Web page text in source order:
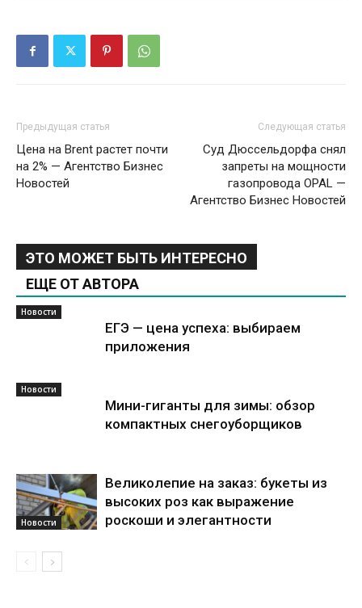
Предыдущая статья
Цена на Brent растет почти
на 2% — Агентство Бизнес
Новостей
Следующая статья
Суд Дюссельдорфа снял
запреты на мощности
газопровода OPAL —
Агентство Бизнес Новостей
ЭТО МОЖЕТ БЫТЬ ИНТЕРЕСНО
ЕЩЕ ОТ АВТОРА
Новости
ЕГЭ — цена успеха: выбираем
приложения
Новости
Мини-гиганты для зимы: обзор
компактных снегоуборщиков
Новости
Великолепие на заказ: букеты из
высоких роз как выражение
роскоши и элегантности